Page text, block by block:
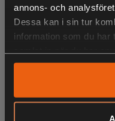
annons- och
Dessa kan i sin tur
information som du har
• Bröstficka med
• Handfickor med
• Justerbar i botten
• Tightare, kroppsnära